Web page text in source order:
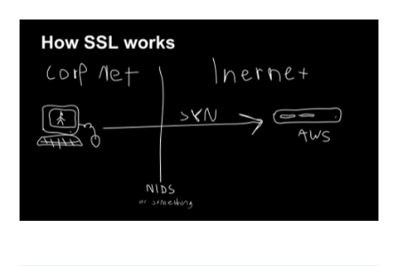
vmlogin.cc vmlogin.cc